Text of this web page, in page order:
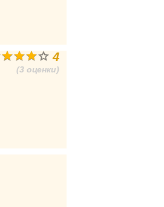
4
(3 оценки)